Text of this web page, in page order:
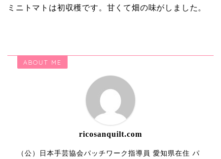
ミニトマトは初収穫です。甘くて畑の味がしました。
ABOUT ME
ricosanquilt.com
（公）日本手芸協会パッチワーク指導員 愛知県在住 パ